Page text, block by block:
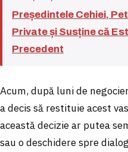
Președintele Cehiei,
Private și Susține că
Precedent
Acum, după luni de
a decis să restituie acest
această decizie ar putea
sau o deschidere spre